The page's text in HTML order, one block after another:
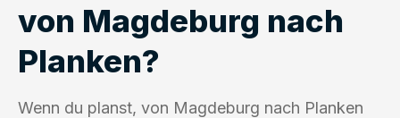
von Magdeburg nach
Planken?
Wenn du planst, von Magdeburg nach Planken